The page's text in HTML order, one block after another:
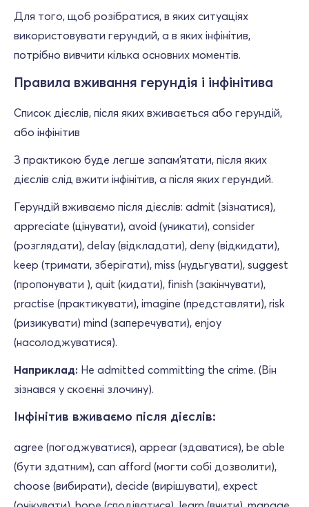
Для того, щоб розібратися, в яких ситуаціях
використовувати герундий, а в яких інфінітив,
потрібно вивчити кілька основних моментів.
Правила вживання герундія і інфінітива
Список дієслів, після яких вживається або герундій,
або інфінітив
З практикою буде легше запам'ятати, після яких
дієслів слід вжити інфінітив, а після яких герундий.
Герундій вживаємо після дієслів: admit (зізнатися),
appreciate (цінувати), avoid (уникати), consider
(розглядати), delay (відкладати), deny (відкидати),
keep (тримати, зберігати), miss (нудьгувати), suggest
(пропонувати ), quit (кидати), finish (закінчувати),
practise (практикувати), imagine (представляти), risk
(ризикувати) mind (заперечувати), enjoy
(насолоджуватися).
Наприклад: He admitted committing the crime. (Він
зізнався у скоєнні злочину).
Інфінітив вживаємо після дієслів:
agree (погоджуватися), appear (здаватися), be able
(бути здатним), can afford (могти собі дозволити),
choose (вибирати), decide (вирішувати), expect